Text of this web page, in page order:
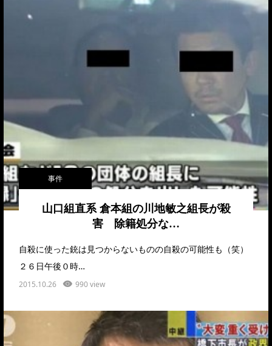
事件
山口組直系 倉本組の川地敏之組長が殺
害 除籍処分な…
自殺に使った銃は見つからないものの自殺の可能性も（笑）
２６日午後０時…
2015.10.26 990 view